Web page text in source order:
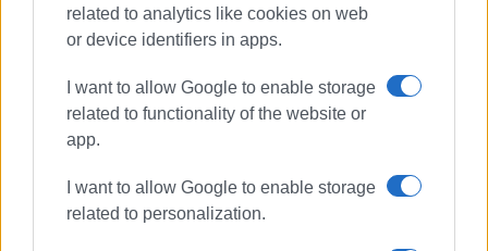
related to analytics like cookies on web
or device identifiers in apps.
I want to allow Google to enable storage
related to functionality of the website or
app.
I want to allow Google to enable storage
related to personalization.